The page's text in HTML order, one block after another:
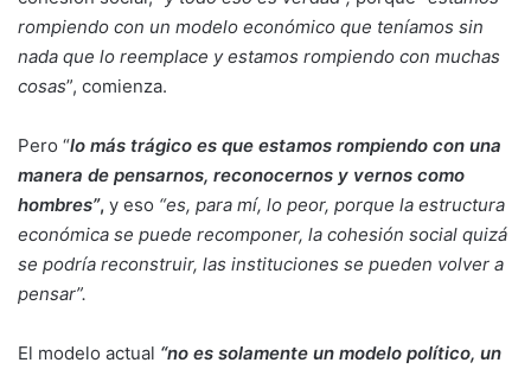
rompiendo con un modelo económico que teníamos sin
nada que lo reemplace y estamos rompiendo con muchas
cosas”, comienza.
Pero “lo más trágico es que estamos rompiendo con una
manera de pensarnos, reconocernos y vernos como
hombres”, y eso “es, para mí, lo peor, porque la estructura
económica se puede recomponer, la cohesión social quizá
se podría reconstruir, las instituciones se pueden volver a
pensar”.
El modelo actual “no es solamente un modelo político, un